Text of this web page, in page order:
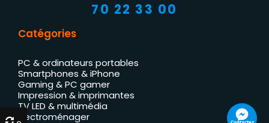
70 22 33 00
Catégories
PC & ordinateurs portables
Smartphones & iPhone
Gaming & PC gamer
Impression & imprimantes
TV LED & multimédia
Électroménager